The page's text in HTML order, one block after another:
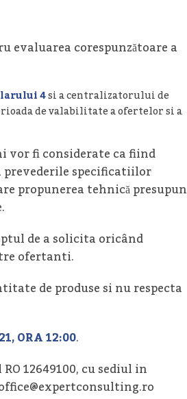
corespunzătoare a
4si a centralizatorului de
de valabilitate a ofertelor si a
vor fi considerate ca fiind
prevederile specificatiilor
propunerea tehnică
de a solicita oricând
ofertanti.
de produse si nu respecta
ORA 12:00.
12649100, cu sediul in